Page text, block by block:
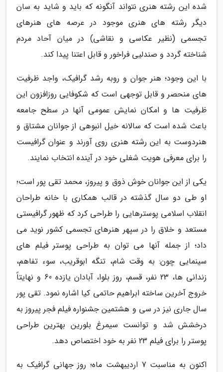
شده این رشته هنری نتواند آنگونه که باید و شاید به سان
دیگر رشته های هنری موجود در عرصه های هنرهای
تجسمی (نظیر عکاسی و نقاشی) در میان آحاد مردم
شناخته گردد و صندلیی فراخور و قابل اعتنا پیدا کند.
با این وجود؛ هنر جوان و روبه رشد گرافیک، واجد ظرفیت
های منحصر و قابل توجهی است که شکوفایی روزافزون این
ظرفیت ها و امکان نمایش عمومی آنها در سطح جامعه
باعث شده است که سالانه خیل انبوهی از جوانان مشتاق و
هنردوست به این رشته هنری روی آورند و عنوان گرافیست
را برای معرفی هویت شغلی خود در آینده انتخاب نمایند.
یکی از این جوانان خوش ذوق و پیروز، محمد تقی پور است؛
او طی دو سال گذشته در قالب همکاری با خانه طراحان
انقلاب اسلامی پوسترهایی را طراحی کرد که ظهور گرافیستی
مستعد و خلاق را در سپهر هنرهای تجسمی کشور نوید می
داد؛ از جمله آنها می توان به طراحی پوستر فیلم های
سینمایی چون: به وقت شام، تنگه ابوقریب، سوء تفاهم،
زندانی ها، 23 نفر، قسم، روز بلوا، آبادان یازده 60 و نهایتاً
خروج آخرین ساخته ابراهیم حاتمی کیا اشاره نمود. تقی پور
سال جاری نیز در سی و هشتمین جشنواره فیلم فجر پیروز به
درخشش شد و توانست سیمرغ بلورین بهترین طراحی
پوستر را برای فیلم 23 نفر به خود اختصاص دهد.
اکنون به مناسبت 7 اردیبهشت ماه؛ روز جهانی گرافیک به